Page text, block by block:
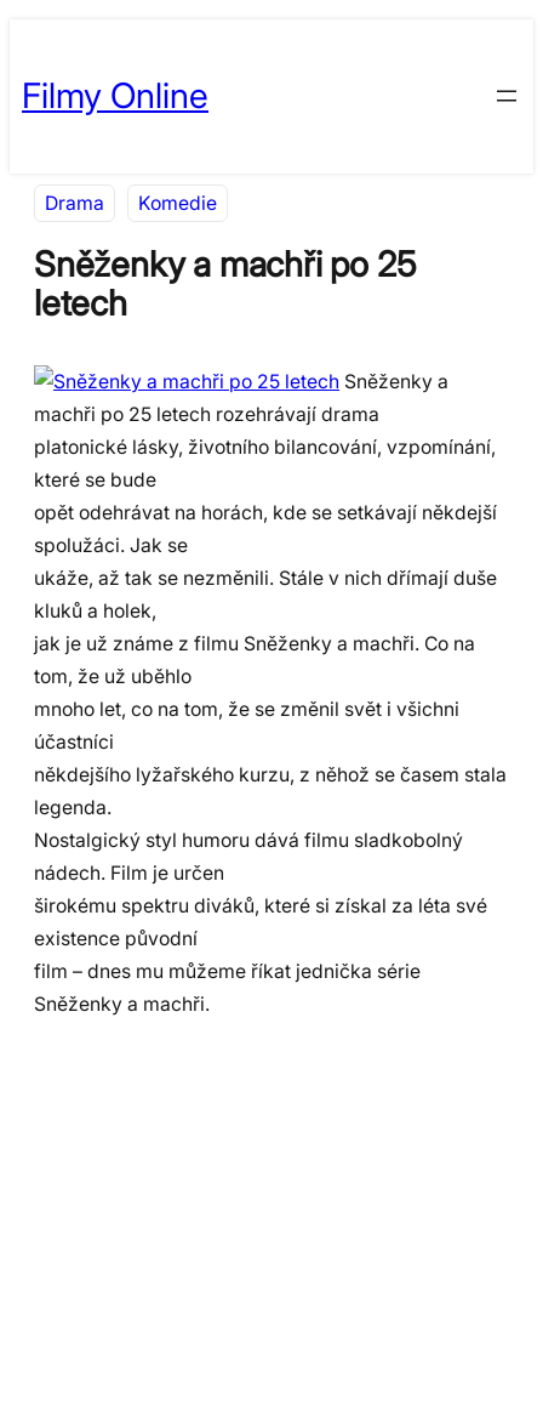
obsah
content
Filmy Online
Drama Komedie
Sněženky a machři po 25
letech
Sněženky a
machři po 25 letech rozehrávají drama
platonické lásky, životního bilancování, vzpomínání,
které se bude
opět odehrávat na horách, kde se setkávají někdejší
spolužáci. Jak se
ukáže, až tak se nezměnili. Stále v nich dřímají duše
kluků a holek,
jak je už známe z filmu Sněženky a machři. Co na
tom, že už uběhlo
mnoho let, co na tom, že se změnil svět i všichni
účastníci
někdejšího lyžařského kurzu, z něhož se časem stala
legenda.
Nostalgický styl humoru dává filmu sladkobolný
nádech. Film je určen
širokému spektru diváků, které si získal za léta své
existence původní
film – dnes mu můžeme říkat jednička série
Sněženky a machři.